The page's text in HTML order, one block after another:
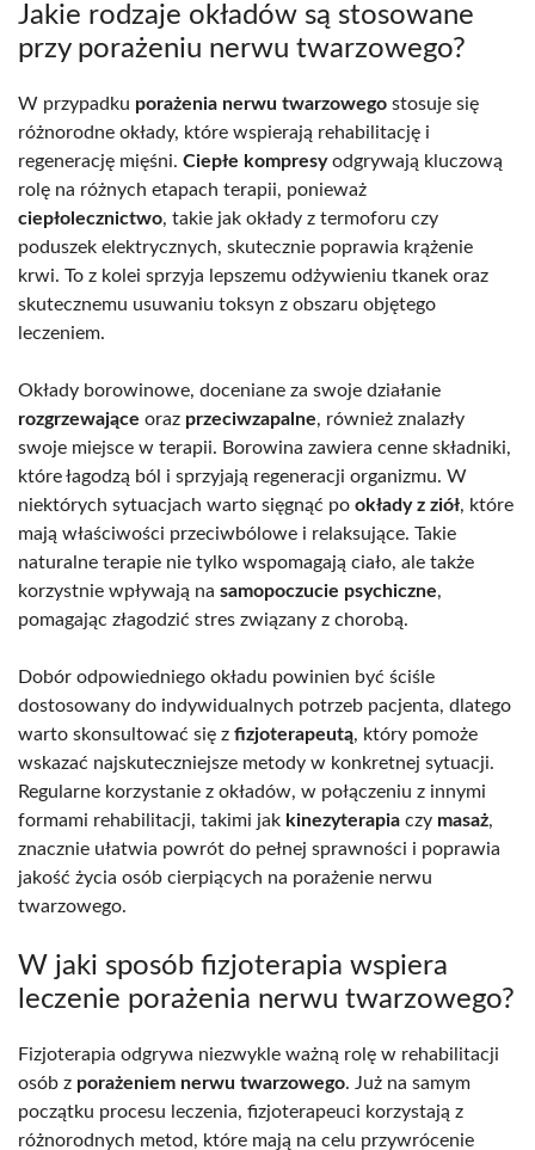
Jakie rodzaje okładów są stosowane
przy porażeniu nerwu twarzowego?
W przypadku porażenia nerwu twarzowego stosuje się
różnorodne okłady, które wspierają rehabilitację i
regenerację mięśni. Ciepłe kompresyodgrywają kluczową
rolę na różnych etapach terapii, ponieważ
ciepłolecznictwo, takie jak okłady z termoforu czy
poduszek elektrycznych, skutecznie poprawia krążenie
krwi. To z kolei sprzyja lepszemu odżywieniu tkanek oraz
skutecznemu usuwaniu toksyn z obszaru objętego
leczeniem.
Okłady borowinowe, doceniane za swoje działanie
rozgrzewające oraz przeciwzapalne, również znalazły
swoje miejsce w terapii. Borowina zawiera cenne składniki,
które łagodzą ból i sprzyjają regeneracji organizmu. W
niektórych sytuacjach warto sięgnąć po okłady z ziół, które
mają właściwości przeciwbólowe i relaksujące. Takie
naturalne terapie nie tylko wspomagają ciało, ale także
korzystnie wpływają na samopoczucie psychiczne,
pomagając złagodzić stres związany z chorobą.
Dobór odpowiedniego okładu powinien być ściśle
dostosowany do indywidualnych potrzeb pacjenta, dlatego
warto skonsultować się z fizjoterapeutą, który pomoże
wskazać najskuteczniejsze metody w konkretnej sytuacji.
Regularne korzystanie z okładów, w połączeniu z innymi
formami rehabilitacji, takimi jak kinezyterapia czy masaż,
znacznie ułatwia powrót do pełnej sprawności i poprawia
jakość życia osób cierpiących na porażenie nerwu
twarzowego.
W jaki sposób fizjoterapia wspiera
leczenie porażenia nerwu twarzowego?
Fizjoterapia odgrywa niezwykle ważną rolę w rehabilitacji
osób z porażeniem nerwu twarzowego. Już na samym
początku procesu leczenia, fizjoterapeuci korzystają z
różnorodnych metod, które mają na celu przywrócenie